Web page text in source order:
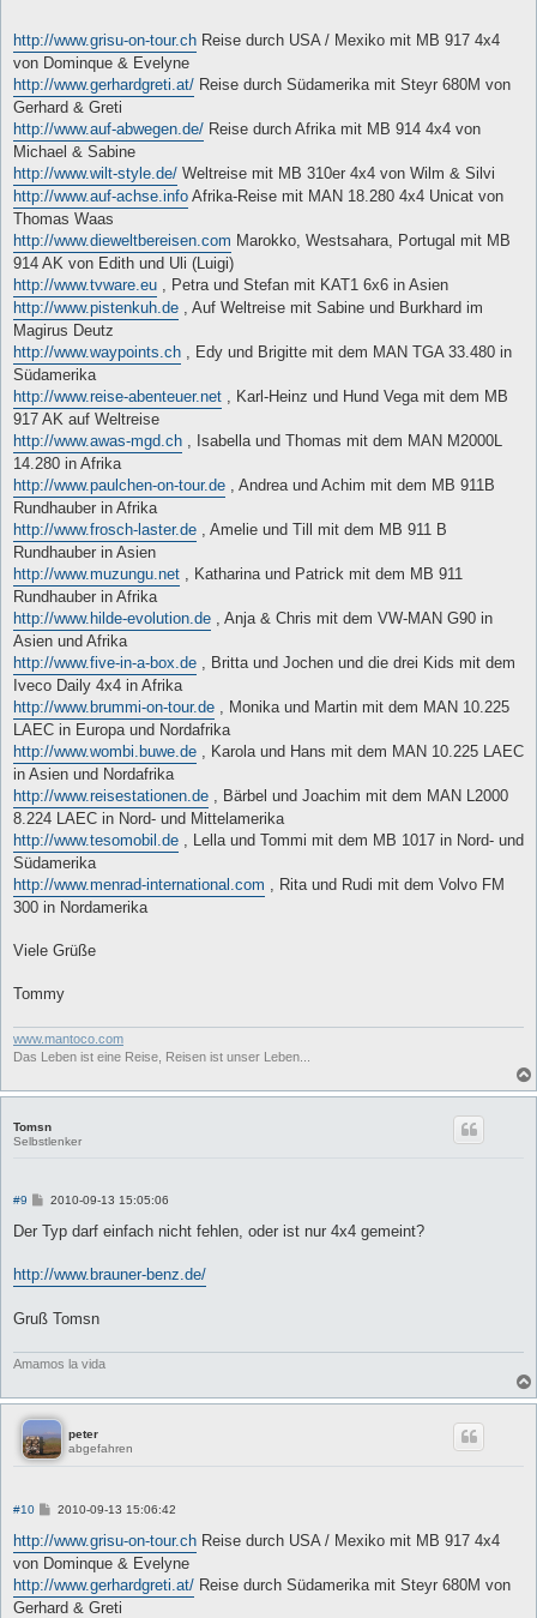
http://www.grisu-on-tour.ch Reise durch USA / Mexiko mit MB 917 4x4
von Dominque & Evelyne
http://www.gerhardgreti.at/ Reise durch Südamerika mit Steyr 680M von
Gerhard & Greti
http://www.auf-abwegen.de/ Reise durch Afrika mit MB 914 4x4 von
Michael & Sabine
http://www.wilt-style.de/ Weltreise mit MB 310er 4x4 von Wilm & Silvi
http://www.auf-achse.info Afrika-Reise mit MAN 18.280 4x4 Unicat von
Thomas Waas
http://www.dieweltbereisen.com Marokko, Westsahara, Portugal mit MB
914 AK von Edith und Uli (Luigi)
http://www.tvware.eu , Petra und Stefan mit KAT1 6x6 in Asien
http://www.pistenkuh.de , Auf Weltreise mit Sabine und Burkhard im
Magirus Deutz
http://www.waypoints.ch , Edy und Brigitte mit dem MAN TGA 33.480 in
Südamerika
http://www.reise-abenteuer.net , Karl-Heinz und Hund Vega mit dem MB
917 AK auf Weltreise
http://www.awas-mgd.ch , Isabella und Thomas mit dem MAN M2000L
14.280 in Afrika
http://www.paulchen-on-tour.de , Andrea und Achim mit dem MB 911B
Rundhauber in Afrika
http://www.frosch-laster.de , Amelie und Till mit dem MB 911 B
Rundhauber in Asien
http://www.muzungu.net , Katharina und Patrick mit dem MB 911
Rundhauber in Afrika
http://www.hilde-evolution.de , Anja & Chris mit dem VW-MAN G90 in
Asien und Afrika
http://www.five-in-a-box.de , Britta und Jochen und die drei Kids mit dem
Iveco Daily 4x4 in Afrika
http://www.brummi-on-tour.de , Monika und Martin mit dem MAN 10.225
LAEC in Europa und Nordafrika
http://www.wombi.buwe.de , Karola und Hans mit dem MAN 10.225 LAEC
in Asien und Nordafrika
http://www.reisestationen.de , Bärbel und Joachim mit dem MAN L2000
8.224 LAEC in Nord- und Mittelamerika
http://www.tesomobil.de , Lella und Tommi mit dem MB 1017 in Nord- und
Südamerika
http://www.menrad-international.com , Rita und Rudi mit dem Volvo FM
300 in Nordamerika
Viele Grüße
Tommy
www.mantoco.com
Das Leben ist eine Reise, Reisen ist unser Leben...
Tomsn
Selbstlenker
#9
B
i
a
g
2010-09-13 15:05:06
Der Typ darf einfach nicht fehlen, oder ist nur 4x4 gemeint?
http://www.brauner-benz.de/
Gruß Tomsn
Amamos la vida
peter
abgefahren
#10
B
i
t
r
a
g
2010-09-13 15:06:42
http://www.grisu-on-tour.ch Reise durch USA / Mexiko mit MB 917 4x4
von Dominque & Evelyne
http://www.gerhardgreti.at/ Reise durch Südamerika mit Steyr 680M von
Gerhard & Greti